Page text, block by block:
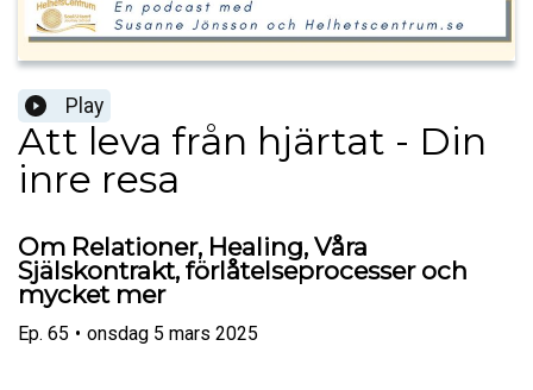
Play
Att leva från hjärtat - Din
inre resa
Om Relationer, Healing, Våra
Själskontrakt, förlåtelseprocesser och
mycket mer
Ep. 65 • onsdag 5 mars 2025